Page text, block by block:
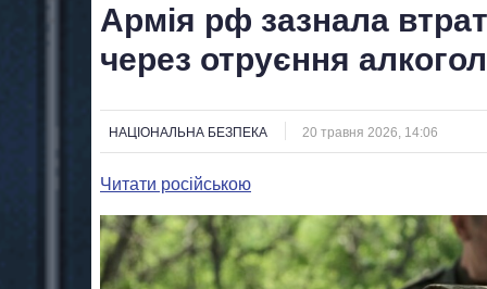
Армія рф зазнала
через отруєння
НАЦІОНАЛЬНА БЕЗПЕКА 20 травня 2026, 14:06
Читати російською